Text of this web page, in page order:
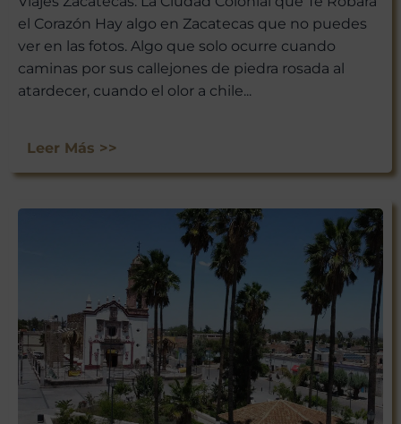
el Corazón Hay algo en Zacatecas que no puedes
ver en las fotos. Algo que solo ocurre cuando
caminas por sus callejones de piedra rosada al
atardecer, cuando el olor a chile...
Leer Más >>